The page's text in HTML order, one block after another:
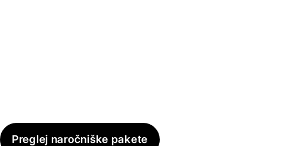
Preglej naročniške pakete